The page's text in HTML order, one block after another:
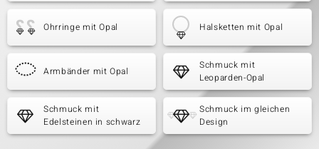
Ohrringe mit Opal Halsketten mit Opal
Armbänder mit Opal
Schmuck mit
Leoparden-Opal
Schmuck mit
Edelsteinen in schwarz
Schmuck im gleichen
Design